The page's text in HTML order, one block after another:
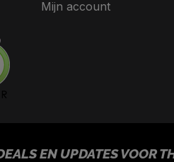
Mijn account
EN UPDATES VOOR